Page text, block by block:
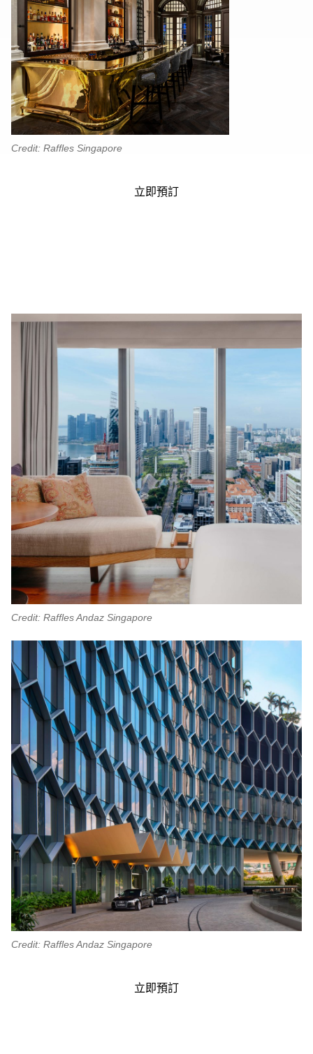
Credit: Raffles Singapore
立即預訂
Credit: Raffles Andaz Singapore
Credit: Raffles Andaz Singapore
立即預訂